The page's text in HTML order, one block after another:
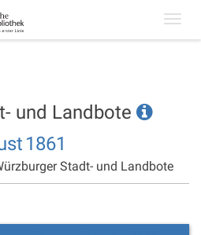
und Landbote
1861
Stadt- und Landbote